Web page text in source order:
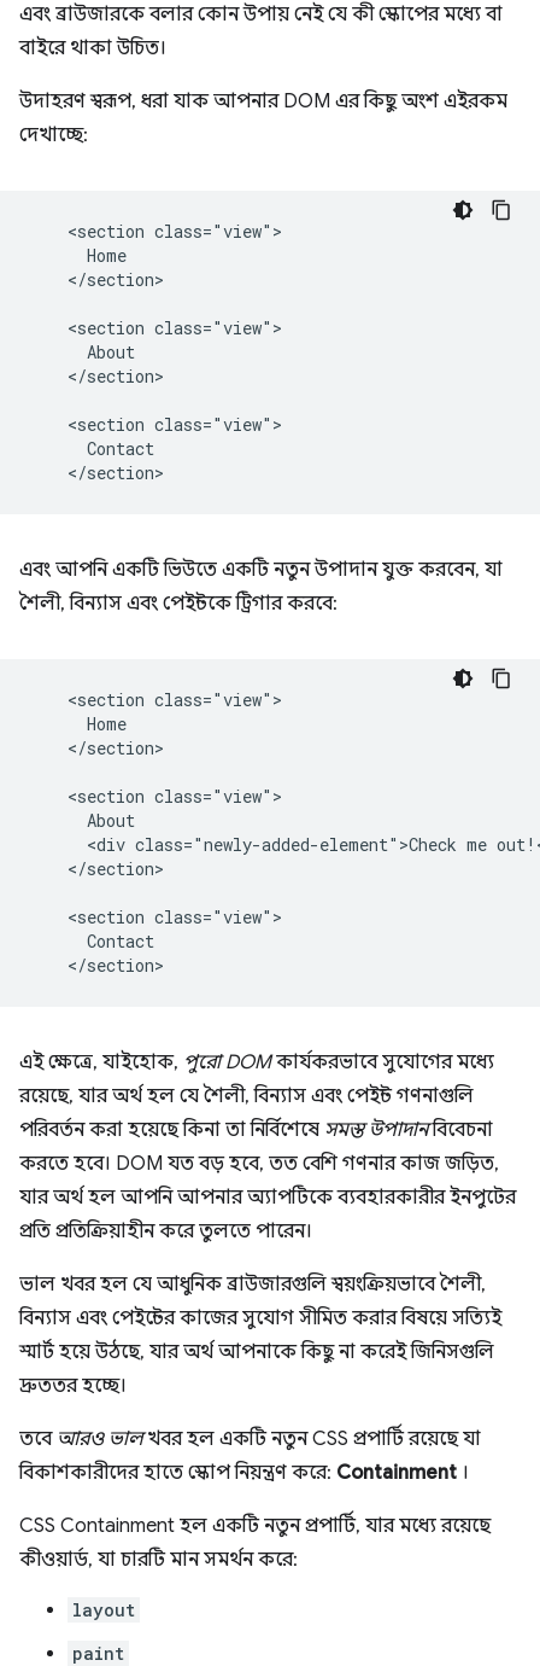
এবং ব্রাউজারকে বলার কোন উপায় নেই যে কী স্কোপের মধ্যে বা
বাইরে থাকা উচিত।
উদাহরণ স্বরূপ, ধরা যাক আপনার DOM এর কিছু অংশ এইরকম
দেখাচ্ছে:
    <section class="view">
      Home
    </section>
    <section class="view">
      About
    </section>
    <section class="view">
      Contact
এবং আপনি একটি ভিউতে একটি নতুন উপাদান যুক্ত করবেন, যা
শৈলী, বিন্যাস এবং পেইন্টকে ট্রিগার করবে:
    <section class="view">
      Home
    </section>
    <section class="view">
      About
<div class="newly-added-element">Check me
    </section>
    <section class="view">
      Contact
এই ক্ষেত্রে, যাইহোক, পুরো DOMকার্যকরভাবে সুযোগের মধ্যে
রয়েছে, যার অর্থ হল যে শৈলী, বিন্যাস এবং পেইন্ট গণনাগুলি
পরিবর্তন করা হয়েছে কিনা তা নির্বিশেষে সমস্ত উপাদানবিবেচনা
করতে হবে। DOM যত বড় হবে, তত বেশি গণনার কাজ জড়িত,
যার অর্থ হল আপনি আপনার অ্যাপটিকে ব্যবহারকারীর ইনপুটের
প্রতি প্রতিক্রিয়াহীন করে তুলতে পারেন।
ভাল খবর হল যে আধুনিক ব্রাউজারগুলি স্বয়ংক্রিয়ভাবে শৈলী,
বিন্যাস এবং পেইন্টের কাজের সুযোগ সীমিত করার বিষয়ে সত্যিই
স্মার্ট হয়ে উঠছে, যার অর্থ আপনাকে কিছু না করেই জিনিসগুলি
দ্রুততর হচ্ছে।
তবে আরও ভালখবর হল একটি নতুন CSS প্রপার্টি রয়েছে যা
বিকাশকারীদের হাতে স্কোপ নিয়ন্ত্রণ করে: Containment ।
CSS Containment হল একটি নতুন প্রপার্টি, যার মধ্যে রয়েছে
কীওয়ার্ড, যা চারটি মান সমর্থন করে:
layout
paint